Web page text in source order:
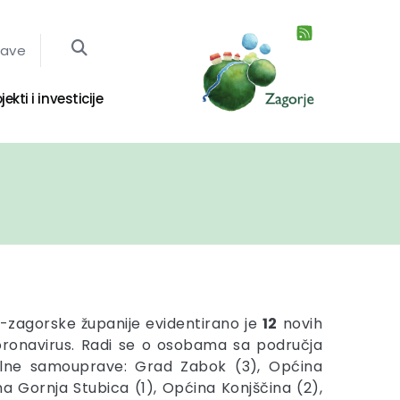
i investicije
županije evidentirano je 12 novih
Radi se o osobama sa područja
samouprave: Grad Zabok (3), Općina
Gornja Stubica (1), Općina Konjščina (2),